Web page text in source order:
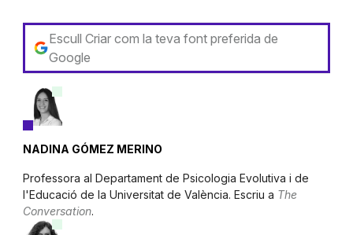
Escull Criar com la teva font preferida de
Google
NADINA GÓMEZ MERINO
Professora al Departament de Psicologia Evolutiva i de
l'Educació de la Universitat de València. Escriu a The
Conversation.